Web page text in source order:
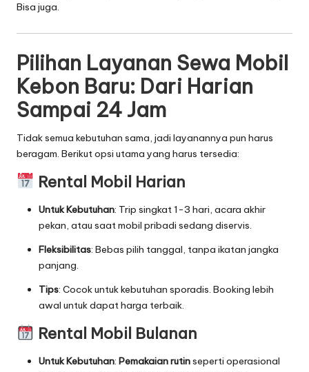
Bisa juga.
Pilihan Layanan Sewa Mobil
Kebon Baru: Dari Harian
Sampai 24 Jam
Tidak semua kebutuhan sama, jadi layanannya pun harus
beragam. Berikut opsi utama yang harus tersedia:
Rental Mobil Harian
Untuk Kebutuhan: Trip singkat 1-3 hari, acara akhir
pekan, atau saat mobil pribadi sedang diservis.
Fleksibilitas: Bebas pilih tanggal, tanpa ikatan jangka
panjang.
Tips: Cocok untuk kebutuhan sporadis. Booking lebih
awal untuk dapat harga terbaik.
Rental Mobil Bulanan
Untuk Kebutuhan: Pemakaian rutinseperti operasional